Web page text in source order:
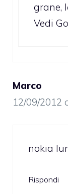
grane,
Vedi
Marco
12/09/2012
nokia
Rispondi